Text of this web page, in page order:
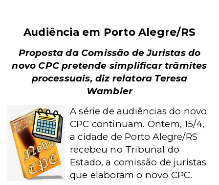
Audiência em Porto Alegre/RS
Proposta da Comissão de Juristas do
novo CPC pretende simplificar trâmites
processuais, diz relatora Teresa
Wambier
A série de audiências do novo
CPC continuam. Ontem, 15/4,
a cidade de Porto Alegre/RS
recebeu no Tribunal do
Estado, a comissão de juristas
que elaboram o novo CPC.